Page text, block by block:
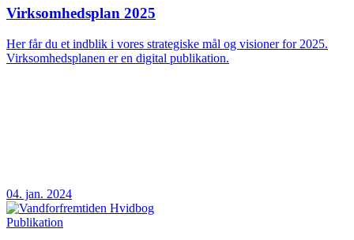
Virksomhedsplan 2025
Her får du et indblik i vores strategiske mål og visioner for 2025.
Virksomhedsplanen er en digital publikation.
04. jan. 2024
Publikation